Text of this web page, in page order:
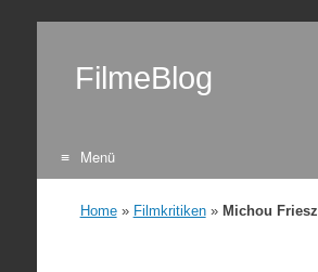
FilmeBlog
Menü
Home» Filmkritiken» Michou Friesz